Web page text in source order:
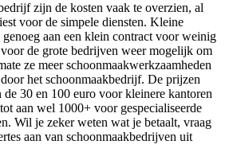
zijn de kosten vaak te overzien, al
voor de simpele diensten. Kleine
aan een klein contract voor weinig
de grote bedrijven weer mogelijk om
ze meer schoonmaakwerkzaamheden
het schoonmaakbedrijf. De prijzen
de 30 en 100 euro voor kleinere kantoren
aan wel 1000+ voor gespecialiseerde
Wil je zeker weten wat je betaalt, vraag
aan van schoonmaakbedrijven uit